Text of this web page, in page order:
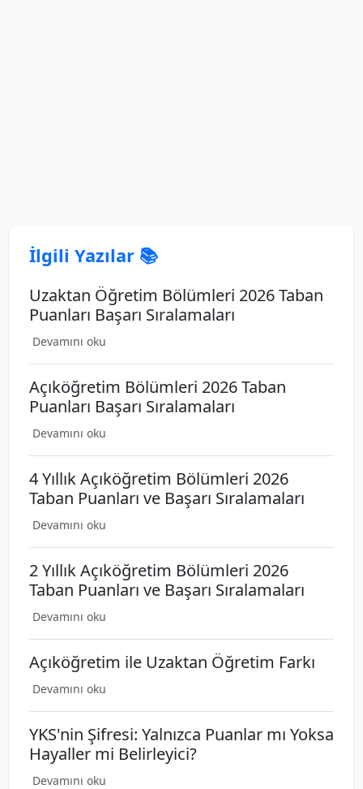
İlgili Yazılar 📚
Uzaktan Öğretim Bölümleri 2026 Taban
Puanları Başarı Sıralamaları
Devamını oku
Açıköğretim Bölümleri 2026 Taban
Puanları Başarı Sıralamaları
Devamını oku
4 Yıllık Açıköğretim Bölümleri 2026
Taban Puanları ve Başarı Sıralamaları
Devamını oku
2 Yıllık Açıköğretim Bölümleri 2026
Taban Puanları ve Başarı Sıralamaları
Devamını oku
Açıköğretim ile Uzaktan Öğretim Farkı
Devamını oku
YKS'nin Şifresi: Yalnızca Puanlar mı Yoksa
Hayaller mi Belirleyici?
Devamını oku